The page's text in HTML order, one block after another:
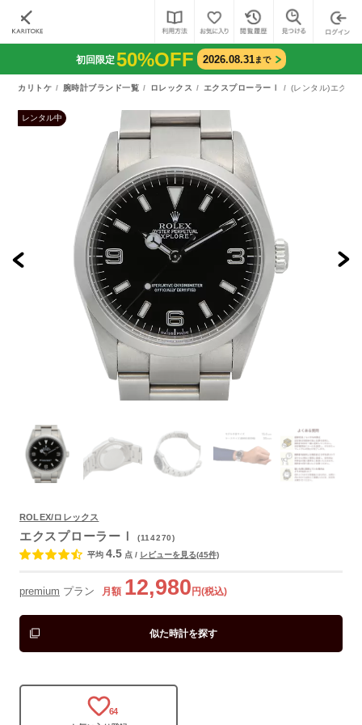
初回限定50%OFF 2026.08.31まで
カリトケ 腕時計ブランド一覧 ロレックス エクスプローラーⅠ (レンタル)エクス
レンタル中
ROLEX/ロレックス
エクスプローラーⅠ
(114270)
平均 4.5 点 / レビューを見る(45件)
premium プラン 月額 12,980 円(税込)
似た時計を探す
64
よくあるご質問